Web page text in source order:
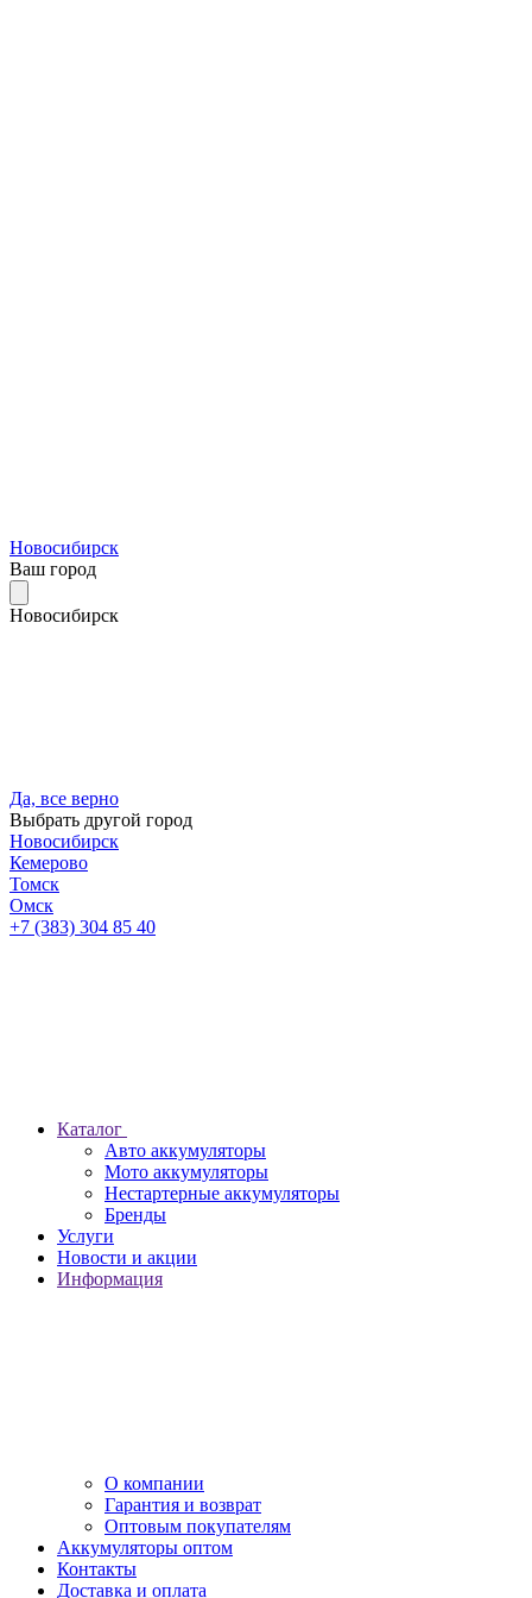
Новосибирск
Ваш город
Новосибирск
Да, все верно
Выбрать другой город
Новосибирск
Кемерово
Томск
Омск
+7 (383) 304 85 40
Каталог
Авто аккумуляторы
Мото аккумуляторы
Нестартерные аккумуляторы
Бренды
Услуги
Новости и акции
Информация
О компании
Гарантия и возврат
Оптовым покупателям
Аккумуляторы оптом
Контакты
Доставка и оплата